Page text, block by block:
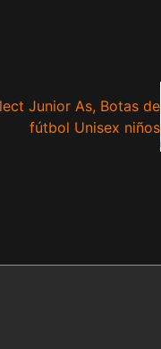
Junior As, Botas de
fútbol Unisex niños